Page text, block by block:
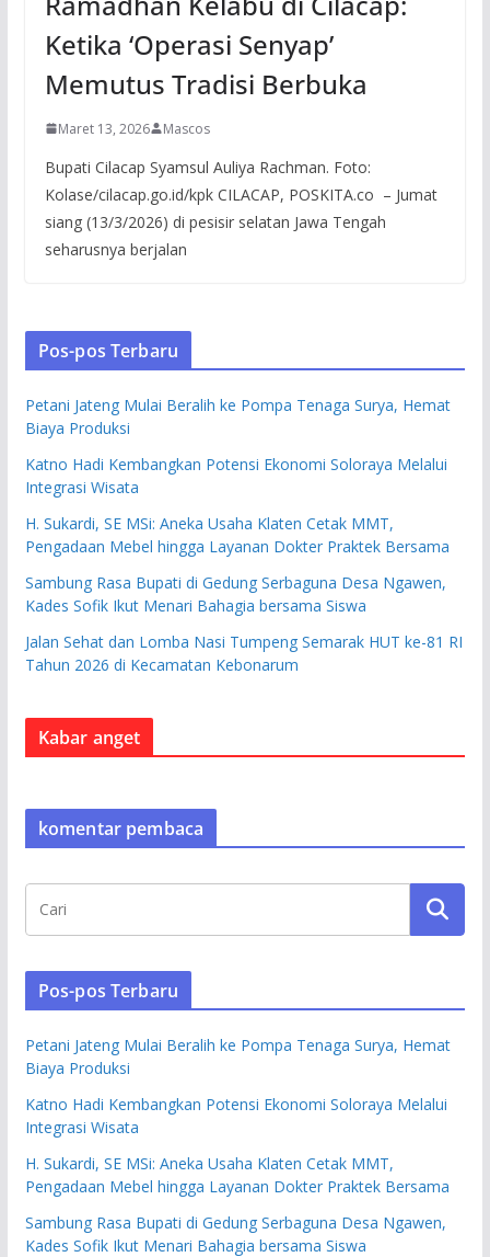
Ketika ‘Operasi Senyap’
Memutus Tradisi Berbuka
Maret 13, 2026 Mascos
Bupati Cilacap Syamsul Auliya Rachman. Foto:
Kolase/cilacap.go.id/kpk CILACAP, POSKITA.co – Jumat
siang (13/3/2026) di pesisir selatan Jawa Tengah
seharusnya berjalan
Pos-pos Terbaru
Petani Jateng Mulai Beralih ke Pompa Tenaga Surya, Hemat
Biaya Produksi
Katno Hadi Kembangkan Potensi Ekonomi Soloraya Melalui
Integrasi Wisata
H. Sukardi, SE MSi: Aneka Usaha Klaten Cetak MMT,
Pengadaan Mebel hingga Layanan Dokter Praktek Bersama
Sambung Rasa Bupati di Gedung Serbaguna Desa Ngawen,
Kades Sofik Ikut Menari Bahagia bersama Siswa
Jalan Sehat dan Lomba Nasi Tumpeng Semarak HUT ke-81 RI
Tahun 2026 di Kecamatan Kebonarum
Kabar anget
komentar pembaca
Pos-pos Terbaru
Petani Jateng Mulai Beralih ke Pompa Tenaga Surya, Hemat
Biaya Produksi
Katno Hadi Kembangkan Potensi Ekonomi Soloraya Melalui
Integrasi Wisata
H. Sukardi, SE MSi: Aneka Usaha Klaten Cetak MMT,
Pengadaan Mebel hingga Layanan Dokter Praktek Bersama
Sambung Rasa Bupati di Gedung Serbaguna Desa Ngawen,
Kades Sofik Ikut Menari Bahagia bersama Siswa